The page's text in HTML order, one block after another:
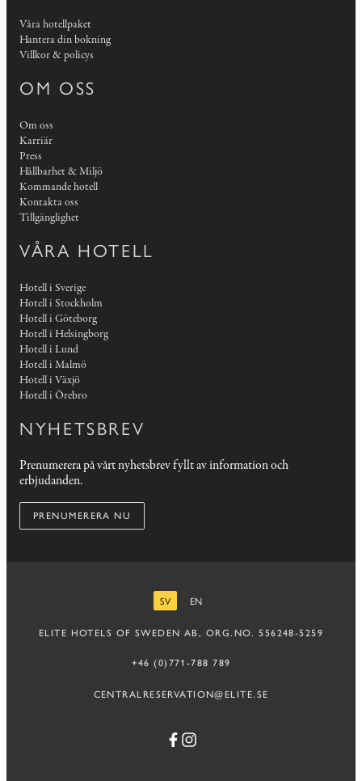
Våra hotellpaket
Hantera din bokning
Villkor & policys
OM OSS
Om oss
Karriär
Press
Hållbarhet & Miljö
Kommande hotell
Kontakta oss
Tillgänglighet
VÅRA HOTELL
Hotell i Sverige
Hotell i Stockholm
Hotell i Göteborg
Hotell i Helsingborg
Hotell i Lund
Hotell i Malmö
Hotell i Växjö
Hotell i Örebro
NYHETSBREV
Prenumerera på vårt nyhetsbrev fyllt av information och
erbjudanden.
PRENUMERERA NU
SV
EN
ELITE HOTELS OF SWEDEN AB, ORG.NO. 556248-5259
+46 (0)771-788 789
CENTRALRESERVATION@ELITE.SE